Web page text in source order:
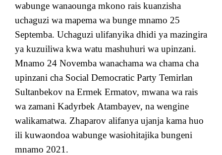
wabunge wanaounga mkono rais kuanzisha
uchaguzi wa mapema wa bunge mnamo 25
Septemba. Uchaguzi ulifanyika dhidi ya mazingira
ya kuzuiliwa kwa watu mashuhuri wa upinzani.
Mnamo 24 Novemba wanachama wa chama cha
upinzani cha Social Democratic Party Temirlan
Sultanbekov na Ermek Ermatov, mwana wa rais
wa zamani Kadyrbek Atambayev, na wengine
walikamatwa. Zhaparov alifanya ujanja kama huo
ili kuwaondoa wabunge wasiohitajika bungeni
mnamo 2021.